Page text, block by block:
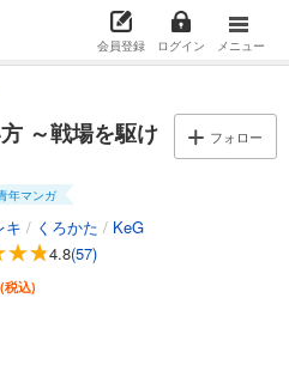
会員登録 ログイン メニュー
～戦場を駆け
フォロー
年マンガ
キ / くろかた / KeG
4.8(57)
税込)